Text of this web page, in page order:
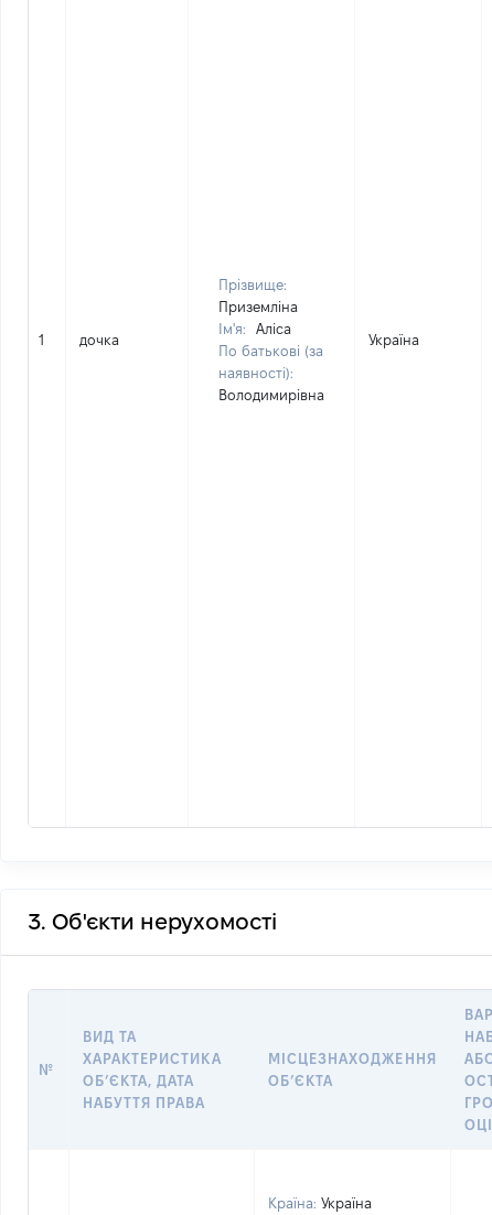
1 дочка
Прізвище:
Приземліна
Ім'я:
Аліса
По батькові (за
наявності):
Володимирівна
Україна
3. Об'єкти нерухомості
№
ВИД ТА
ХАРАКТЕРИСТИКА
ОБʼЄКТА, ДАТА
НАБУТТЯ ПРАВА
МІСЦЕЗНАХОДЖЕННЯ
ОБʼЄКТА
Країна: Україна